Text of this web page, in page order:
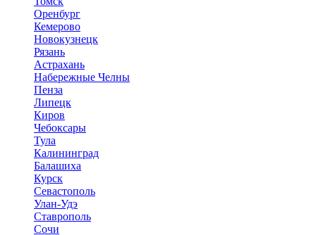
Оренбург
Кемерово
Новокузнецк
Рязань
Астрахань
Набережные Челны
Пенза
Липецк
Киров
Чебоксары
Тула
Калининград
Балашиха
Курск
Севастополь
Улан-Удэ
Ставрополь
Сочи